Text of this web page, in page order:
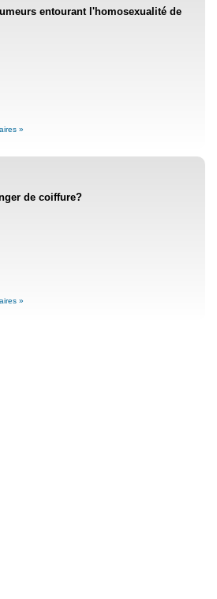
entourant l'homosexualité de
»
de coiffure?
»